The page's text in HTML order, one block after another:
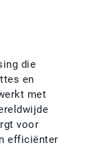
die
en
met
voor
efficiënter